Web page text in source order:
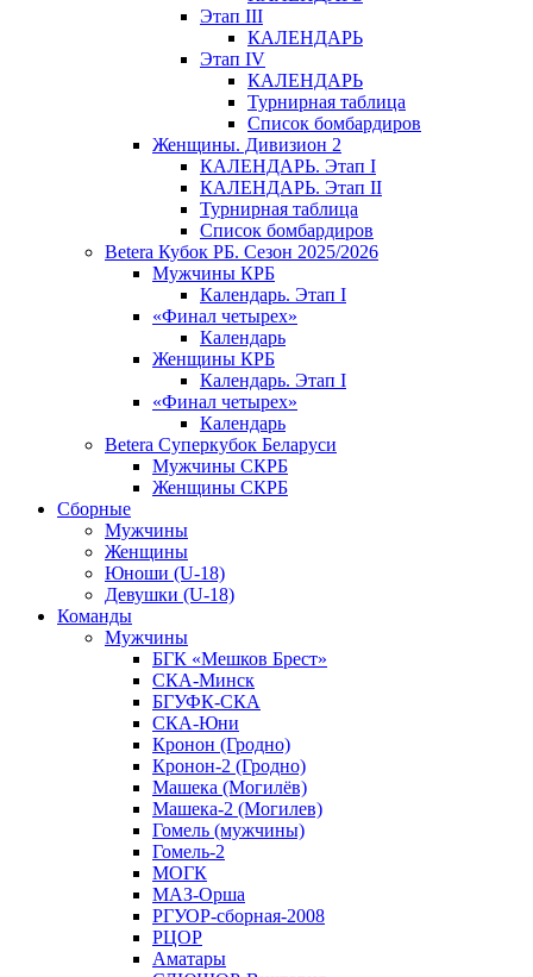
Этап III
КАЛЕНДАРЬ
Этап IV
КАЛЕНДАРЬ
Турнирная таблица
Список бомбардиров
Женщины. Дивизион 2
КАЛЕНДАРЬ. Этап I
КАЛЕНДАРЬ. Этап II
Турнирная таблица
Список бомбардиров
Betera Кубок РБ. Сезон 2025/2026
Мужчины КРБ
Календарь. Этап I
«Финал четырех»
Календарь
Женщины КРБ
Календарь. Этап I
«Финал четырех»
Календарь
Betera Суперкубок Беларуси
Мужчины СКРБ
Женщины СКРБ
Сборные
Мужчины
Женщины
Юноши (U-18)
Девушки (U-18)
Команды
Мужчины
БГК «Мешков Брест»
СКА-Минск
БГУФК-СКА
СКА-Юни
Кронон (Гродно)
Кронон-2 (Гродно)
Машека (Могилёв)
Машека-2 (Могилев)
Гомель (мужчины)
Гомель-2
МОГК
МАЗ-Орша
РГУОР-сборная-2008
РЦОР
Аматары